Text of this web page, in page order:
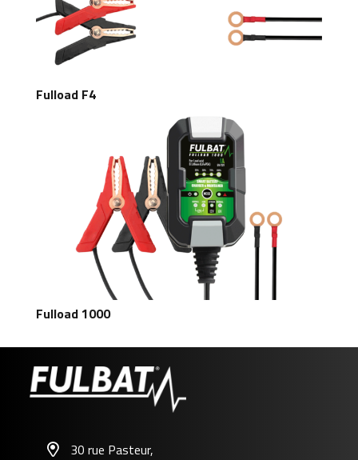
Fulload F4
Fulload 1000
30 rue Pasteur,